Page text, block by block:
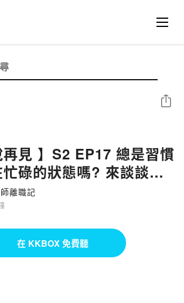
再見 】S2 EP17 總是習慣
碌的狀態嗎? 來談談深
離職記
分享
在 KKBOX 免費聽